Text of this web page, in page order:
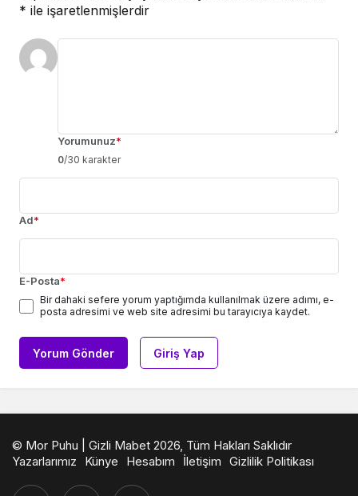
* ile işaretlenmişlerdir
Yorumunuz*
0/30 karakter
Ad*
E-Posta*
Bir dahaki sefere yorum yaptığımda kullanılmak üzere adımı, e-
posta adresimi ve web site adresimi bu tarayıcıya kaydet.
Yorum Gönder Giriş Yap
© Mor Puhu | Gizli Mabet 2026, Tüm Hakları Saklıdır
Yazarlarımız
Künye Hesabım İletişim Gizlilik Politikası